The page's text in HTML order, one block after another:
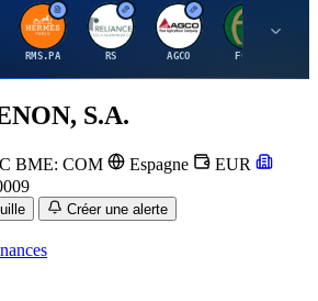
H
RMS.PA
R
RS
A
AGCO FCFS
S.A.
BME: COM Espagne
EUR
Créer une alerte